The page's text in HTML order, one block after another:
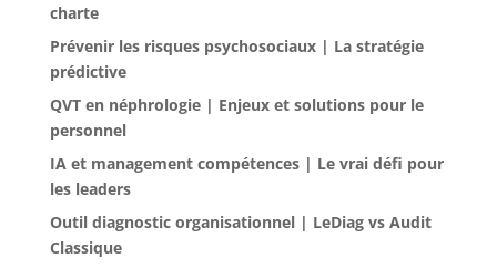
charte
Prévenir les risques psychosociaux | La stratégie
prédictive
QVT en néphrologie | Enjeux et solutions pour le
personnel
IA et management compétences | Le vrai défi pour
les leaders
Outil diagnostic organisationnel | LeDiag vs Audit
Classique